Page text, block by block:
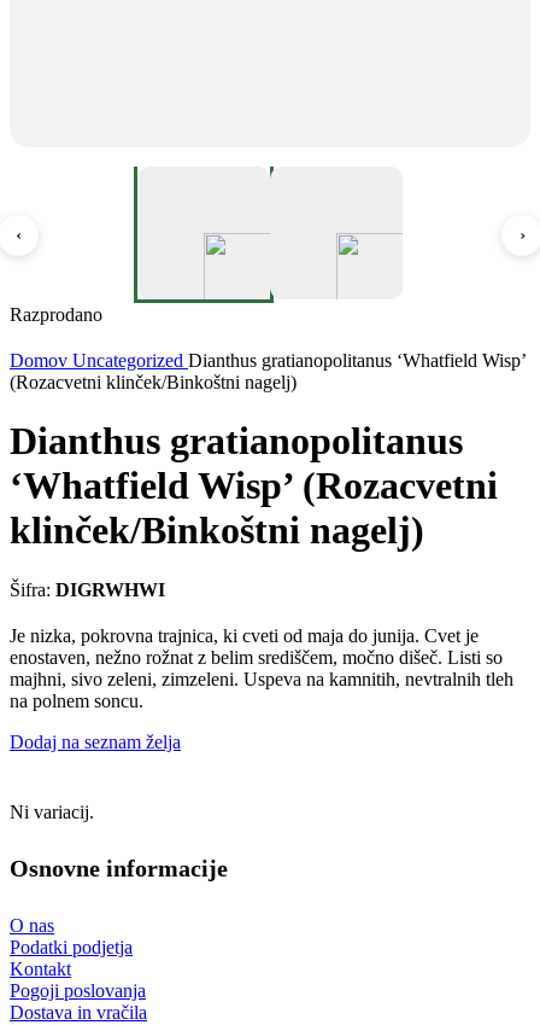
‹ ›
Razprodano
Domov Uncategorized Dianthus gratianopolitanus ‘Whatfield Wisp’
(Rozacvetni klinček/Binkoštni nagelj)
Dianthus gratianopolitanus
‘Whatfield Wisp’ (Rozacvetni
klinček/Binkoštni nagelj)
Šifra: DIGRWHWI
Je nizka, pokrovna trajnica, ki cveti od maja do junija. Cvet je
enostaven, nežno rožnat z belim središčem, močno dišeč. Listi so
majhni, sivo zeleni, zimzeleni. Uspeva na kamnitih, nevtralnih tleh
na polnem soncu.
Dodaj na seznam želja
Ni variacij.
Osnovne informacije
O nas
Podatki podjetja
Kontakt
Pogoji poslovanja
Dostava in vračila